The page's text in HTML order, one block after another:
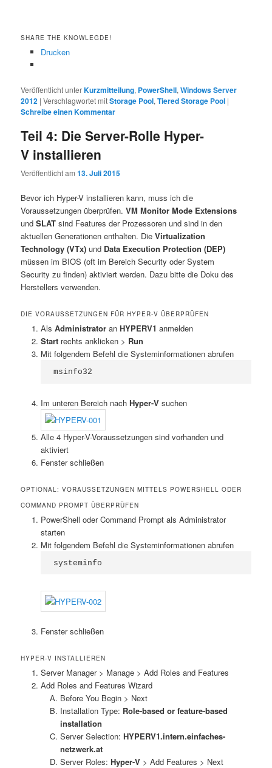
SHARE THE KNOWLEGDE!
Drucken
Veröffentlicht unterKurzmitteilung, PowerShell,Windows Server
2012 |Verschlagwortet mitStorage Pool,Tiered Storage Pool |
Schreibe einen Kommentar
Teil 4: Die Server-Rolle Hyper-
V installieren
Veröffentlicht am13. Juli 2015
Bevor ich Hyper-V installieren kann, muss ich die
Voraussetzungen überprüfen.VM Monitor Mode Extensions
undSLAT sind Features der Prozessoren und sind in den
aktuellen Generationen enthalten. DieVirtualization
Technology (VTx) und Data Execution Protection (DEP)
müssen im BIOS (oft im Bereich Security oder System
Security zu finden) aktiviert werden. Dazu bitte die Doku des
Herstellers verwenden.
DIE VORAUSSETZUNGEN FÜR HYPER-V ÜBERPRÜFEN
Als Administratoran HYPERV1 anmelden
Startrechts anklicken > Run
Mit folgendem Befehl die Systeminformationen abrufen
msinfo32
Im unteren Bereich nach Hyper-Vsuchen
Alle 4 Hyper-V-Voraussetzungen sind vorhanden und
aktiviert
Fenster schließen
OPTIONAL: VORAUSSETZUNGEN MITTELS POWERSHELL ODER
COMMAND PROMPT ÜBERPRÜFEN
PowerShell oder Command Prompt als Administrator
starten
Mit folgendem Befehl die Systeminformationen abrufen
systeminfo
Fenster schließen
HYPER-V INSTALLIEREN
Server Manager > Manage > Add Roles and Features
Add Roles and Features Wizard
Before You Begin > Next
Installation Type: Role-based or feature-based
installation
Server Selection:HYPERV1.intern.einfaches-
netzwerk.at
Server Roles: Hyper-V > Add Features > Next